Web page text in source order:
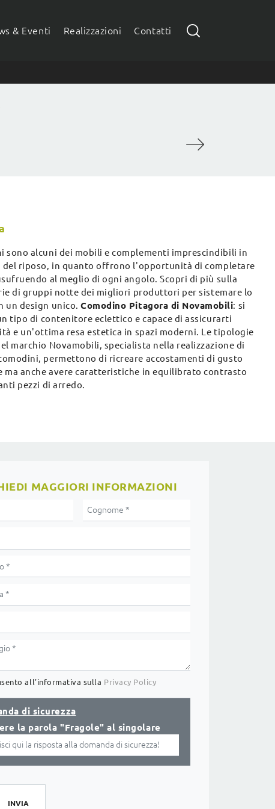
& Eventi Realizzazioni Contatti
sono alcuni dei mobili e complementi imprescindibili in
del riposo, in quanto offrono l'opportunità di completare
al meglio di ogni angolo. Scopri di più sulla
di gruppi notte dei migliori produttori per sistemare lo
un design unico.Comodino Pitagora di Novamobili: si
tipo di contenitore eclettico e capace di assicurarti
e un'ottima resa estetica in spazi moderni. Le tipologie
marchio Novamobili, specialista nella realizzazione di
permettono di ricreare accostamenti di gusto
ma anche avere caratteristiche in equilibrato contrasto
pezzi di arredo.
MAGGIORI INFORMAZIONI
all'informativa sulla Privacy Policy
di sicurezza
la parola "Fragole" al singolare
INVIA